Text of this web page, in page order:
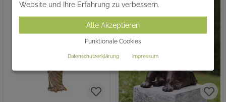
Website und Ihre Erfahrung zu verbessern.
Alle Akzeptieren
Funktionale Cookies
Datenschutzerklärung Impressum